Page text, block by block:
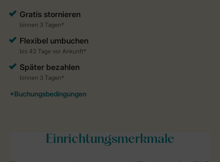
Einrichtungsmerkmale